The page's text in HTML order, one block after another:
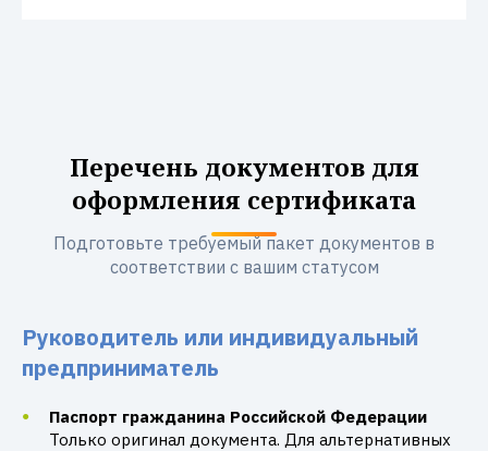
Перечень документов для
оформления сертификата
Подготовьте требуемый пакет документов в
соответствии с вашим статусом
Руководитель или индивидуальный
предприниматель
Паспорт гражданина Российской Федерации
Только оригинал документа. Для альтернативных